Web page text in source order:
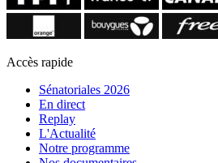
Accès rapide
Sénatoriales 2026
En direct
Replay
L'Actualité
Notre programme